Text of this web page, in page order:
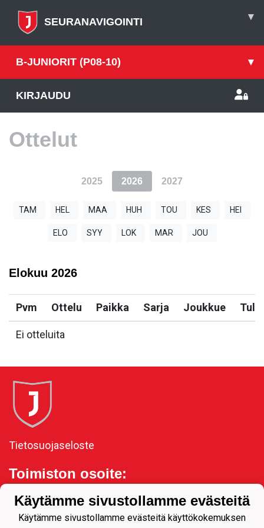
SEURANAVIGOINTI ▾
B-JUNIORIT (P08-10) ▾
KIRJAUDU
Ottelut
2025 2026 2027
TAM HEL MAA HUH TOU KES HEI
ELO SYY LOK MAR JOU
Elokuu 2026
Pvm Ottelu Paikka Sarja Joukkue
Ei otteluita
Tietosuojaseloste
Toimiston osoite:
Joensuu
Käytämme sivustollamme evästeitä
Käytämme sivustollamme evästeitä käyttökokemuksen